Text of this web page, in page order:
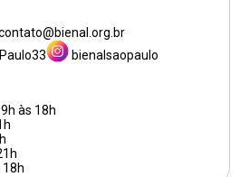
bienalsaopaulo
às 18h
18h